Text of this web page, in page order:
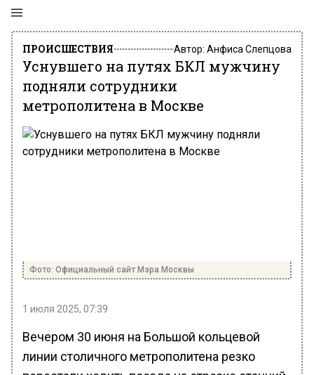
ПРОИСШЕСТВИЯ Автор: Анфиса Слепцова
Уснувшего на путях БКЛ мужчину
подняли сотрудники
метрополитена в Москве
Фото: Официальный сайт Мэра Москвы
1 июля 2025, 07:39
Вечером 30 июня на Большой кольцевой
линии столичного метрополитена резко